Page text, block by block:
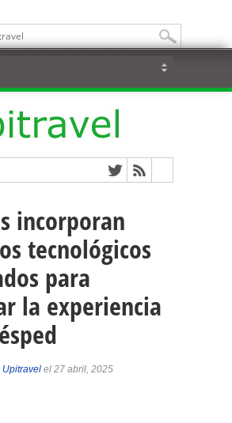
incorporan
tecnológicos
para
la experiencia
Upitravel el 27 abril, 2025